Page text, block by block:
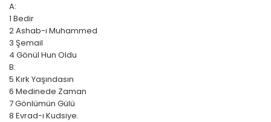
A:
1 Bedir
2 Ashab-ı Muhammed
3 Şemail
4 Gönül Hun Oldu
B:
5 Kırk Yaşındasın
6 Medinede Zaman
7 Gönlümün Gülü
8 Evrad-ı Kudsiye.